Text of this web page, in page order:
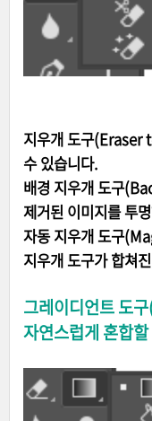
지우개 도구(Eraser
수 있습니다.
배경 지우개 도구
제거된 이미지를 투
자동 지우개 도구
지우개 도구가 합쳐
그레이디언트 도
자연스럽게 혼합